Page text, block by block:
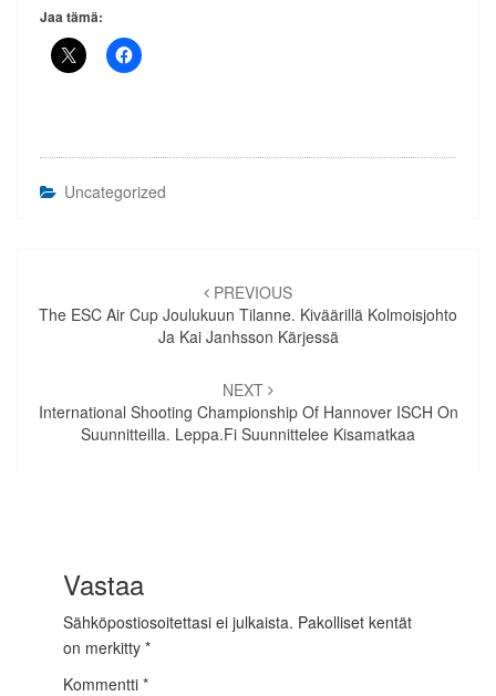
Jaa tämä:
Uncategorized
selaus
PREVIOUS
The ESC Air Cup Joulukuun Tilanne. Kiväärillä Kolmoisjohto
Ja Kai Janhsson Kärjessä
NEXT
International Shooting Championship Of Hannover ISCH On
Suunnitteilla. Leppa.fi Suunnittelee Kisamatkaa
Vastaa
Sähköpostiosoitettasi ei julkaista. Pakolliset kentät
on merkitty *
Kommentti *